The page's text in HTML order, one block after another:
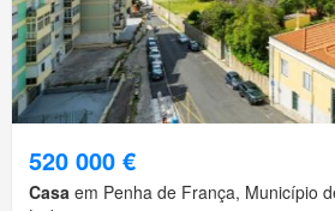
520 000 €
Casa em Penha de França, Município